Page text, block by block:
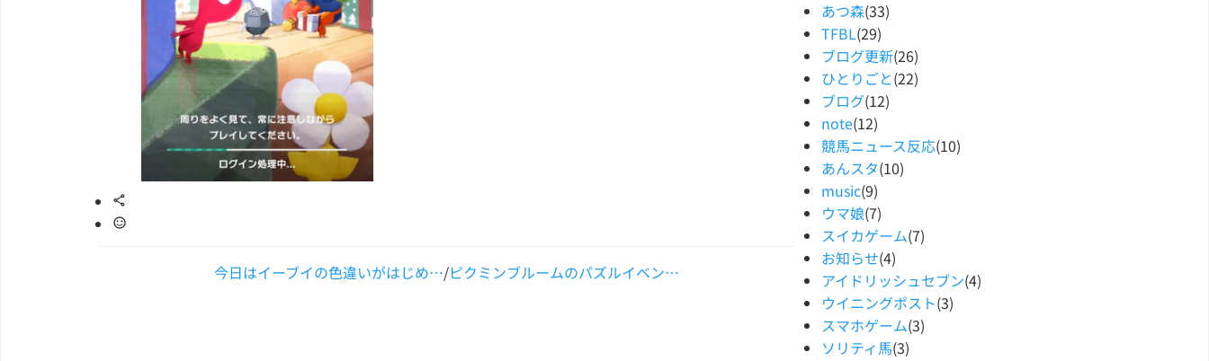
今日はイーブイの色違いがはじめ…/ピクミンブルームのパズルイベン…
あつ森(33)
TFBL(29)
ブログ更新(26)
ひとりごと(22)
ブログ(12)
note(12)
競馬ニュース反応(10)
あんスタ(10)
music(9)
ウマ娘(7)
スイカゲーム(7)
お知らせ(4)
アイドリッシュセブン(4)
ウイニングポスト(3)
スマホゲーム(3)
ソリティ馬(3)